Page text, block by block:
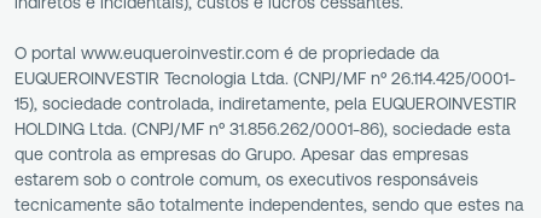
O portal www.euqueroinvestir.com é de propriedade da
EUQUEROINVESTIR Tecnologia Ltda. (CNPJ/MF nº 26.114.425/0001-
15), sociedade controlada, indiretamente, pela EUQUEROINVESTIR
HOLDING Ltda. (CNPJ/MF nº 31.856.262/0001-86), sociedade esta
que controla as empresas do Grupo. Apesar das empresas
estarem sob o controle comum, os executivos responsáveis
tecnicamente são totalmente independentes, sendo que estes na